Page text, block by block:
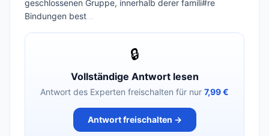
geschlossenen Gruppe, innerhalb derer famili#re
Bindungen best...
🔒
Vollständige Antwort lesen
Antwort des Experten freischalten für nur 7,99 €
Antwort freischalten →